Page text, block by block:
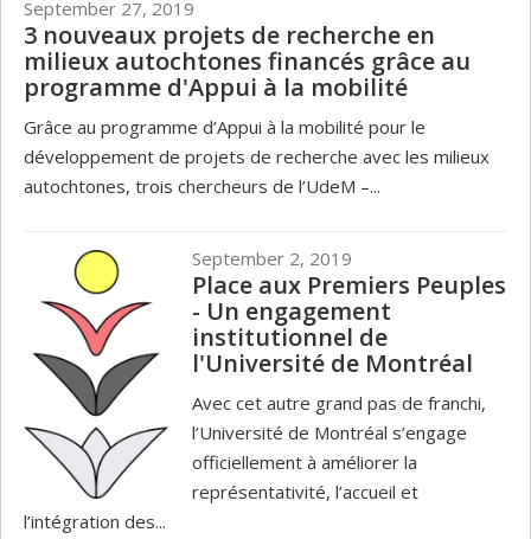
September 27, 2019
3 nouveaux projets de recherche en
milieux autochtones financés grâce au
programme d'Appui à la mobilité
Grâce au programme d’Appui à la mobilité pour le
développement de projets de recherche avec les milieux
autochtones, trois chercheurs de l’UdeM –...
September 2, 2019
Place aux Premiers Peuples
- Un engagement
institutionnel de
l'Université de Montréal
Avec cet autre grand pas de franchi,
l’Université de Montréal s’engage
officiellement à améliorer la
représentativité, l’accueil et
l’intégration des...